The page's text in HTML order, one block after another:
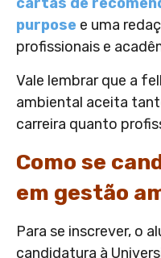
purpose e uma
profissionais e
Vale lembrar que a
ambiental aceita
carreira quanto
Como se
em gestão
Para se inscrever, o
candidatura à